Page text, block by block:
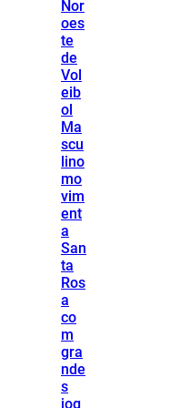
Nor
oes
te
de
Vol
eib
ol
Ma
scu
lino
mo
vim
ent
a
San
ta
Ros
a
co
m
gra
nde
s
jog